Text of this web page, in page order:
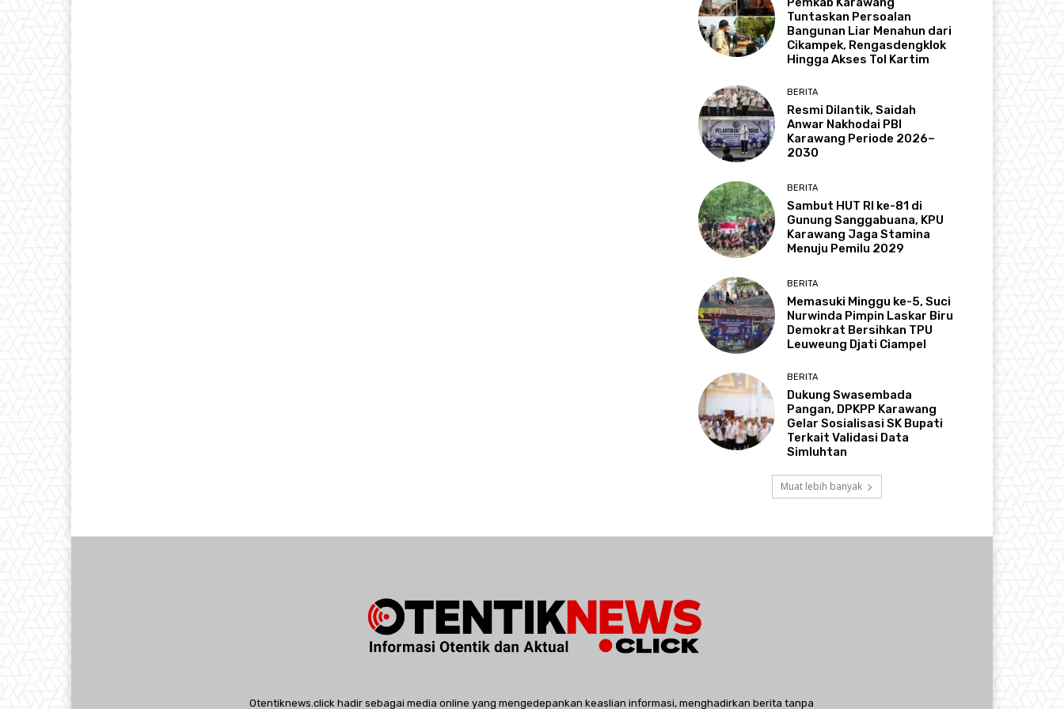
Tuntaskan Persoalan
Bangunan Liar Menahun dari
Cikampek, Rengasdengklok
Hingga Akses Tol Kartim
BERITA
Resmi Dilantik, Saidah
Anwar Nakhodai PBI
Karawang Periode 2026–
2030
BERITA
Sambut HUT RI ke-81 di
Gunung Sanggabuana, KPU
Karawang Jaga Stamina
Menuju Pemilu 2029
BERITA
Memasuki Minggu ke-5, Suci
Nurwinda Pimpin Laskar Biru
Demokrat Bersihkan TPU
Leuweung Djati Ciampel
BERITA
Dukung Swasembada
Pangan, DPKPP Karawang
Gelar Sosialisasi SK Bupati
Terkait Validasi Data
Simluhtan
Muat lebih banyak
Otentiknews.click hadir sebagai media online yang mengedepankan keaslian informasi, menghadirkan berita tanpa